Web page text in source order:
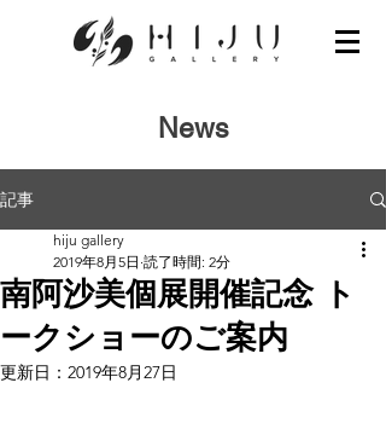
News
記事
南阿沙美個展開催記念 ト
ークショーのご案内
hiju gallery
2019年8月5日 読了時間: 2分
更新日： 2019年8月27日